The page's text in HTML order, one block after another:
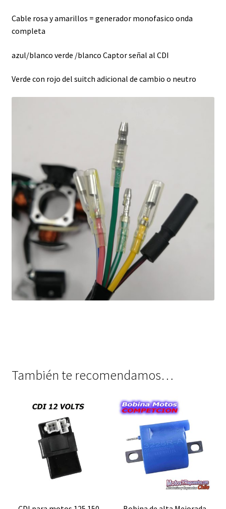
Cable rosa y amarillos = generador monofasico onda
completa
azul/blanco verde /blanco Captor señal al CDI
Verde con rojo del suitch adicional de cambio o neutro
También te recomendamos…